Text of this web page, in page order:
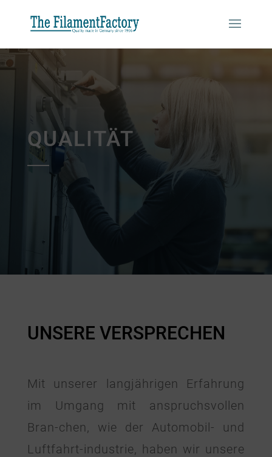
QUALITÄT
UNSERE VERSPRECHEN
Mit unserer langjährigen Erfahrung
im Umgang mit anspruchsvollen
Bran-chen, wie der Automobil- und
Luftfahrt-industrie, haben wir unsere